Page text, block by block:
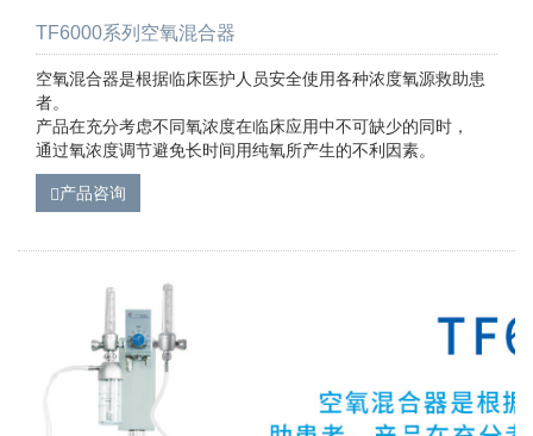
TF6000系列空氧混合器
空氧混合器是根据临床医护人员安全使用各种浓度氧源救助患
者。
产品在充分考虑不同氧浓度在临床应用中不可缺少的同时，
通过氧浓度调节避免长时间用纯氧所产生的不利因素。
产品咨询